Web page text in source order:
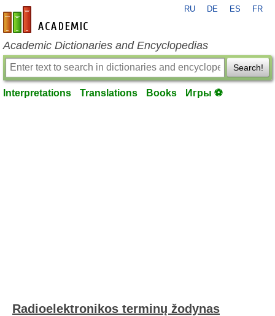
en-academic.com
RU DE ES FR
Academic Dictionaries and Encyclopedias
Search!
Interpretations Translations Books Игры ⚽
Radioelektronikos terminų žodynas